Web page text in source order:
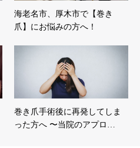
海老名市、厚木市で【巻き
爪】にお悩みの方へ！
巻き爪手術後に再発してしま
った方へ 〜当院のアプロ…